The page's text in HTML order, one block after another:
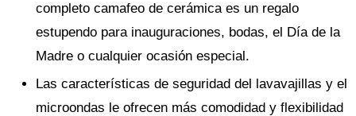
completo camafeo de cerámica es un regalo
estupendo para inauguraciones, bodas, el Día de la
Madre o cualquier ocasión especial.
Las características de seguridad del lavavajillas y el
microondas le ofrecen más comodidad y flexibilidad